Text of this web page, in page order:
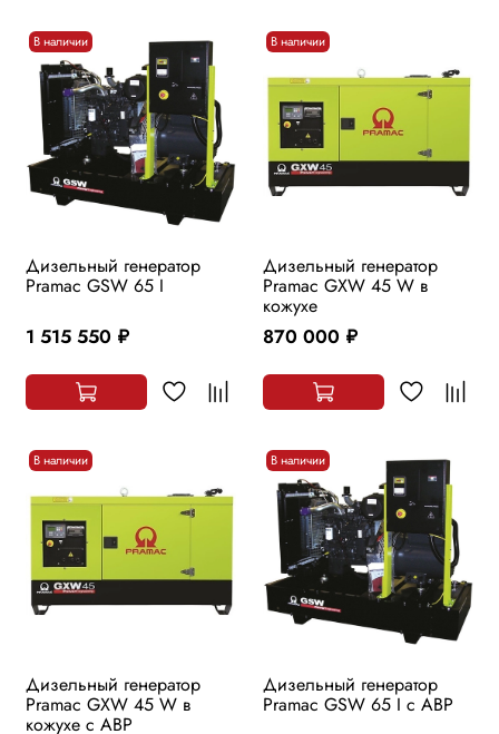
В наличии
Дизельный генератор
Pramac GSW 65 I
1 515 550 руб.
В наличии
Дизельный генератор
Pramac GXW 45 W в
кожухе
870 000 руб.
В наличии
Дизельный генератор
Pramac GXW 45 W в
кожухе с АВР
В наличии
Дизельный генератор
Pramac GSW 65 I с АВР